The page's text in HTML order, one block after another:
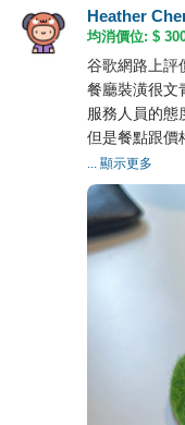
Heather
均消價位: $
谷歌網路上評
餐廳裝潢很文
服務人員的態
但是餐點跟價
... 顯示更多